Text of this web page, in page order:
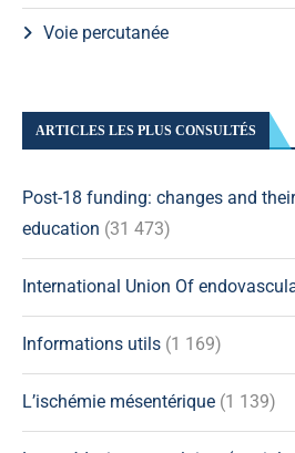
Voie percutanée
ARTICLES LES PLUS CONSULTÉS
Post-18 funding: changes and
education (31 473)
International Union Of
Informations utils (1 169)
L’ischémie mésentérique (1 139)